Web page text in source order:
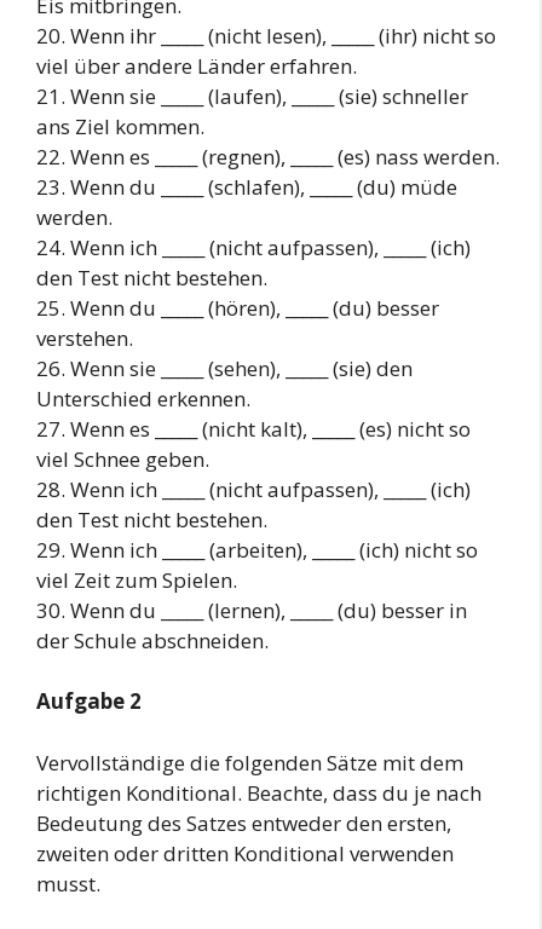
20. Wenn ihr _____ (nicht lesen), _____ (ihr) nicht so
viel über andere Länder erfahren.
21. Wenn sie _____ (laufen), _____ (sie) schneller
ans Ziel kommen.
22. Wenn es _____ (regnen), _____ (es) nass werden.
23. Wenn du _____ (schlafen), _____ (du) müde
werden.
24. Wenn ich _____ (nicht aufpassen), _____ (ich)
den Test nicht bestehen.
25. Wenn du _____ (hören), _____ (du) besser
verstehen.
26. Wenn sie _____ (sehen), _____ (sie) den
Unterschied erkennen.
27. Wenn es _____ (nicht kalt), _____ (es) nicht so
viel Schnee geben.
28. Wenn ich _____ (nicht aufpassen), _____ (ich)
den Test nicht bestehen.
29. Wenn ich _____ (arbeiten), _____ (ich) nicht so
viel Zeit zum Spielen.
30. Wenn du _____ (lernen), _____ (du) besser in
der Schule abschneiden.
Aufgabe 2
Vervollständige die folgenden Sätze mit dem
richtigen Konditional. Beachte, dass du je nach
Bedeutung des Satzes entweder den ersten,
zweiten oder dritten Konditional verwenden
musst.